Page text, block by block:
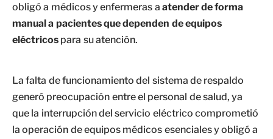
obligó a médicos y enfermeras a atender de forma
manual a pacientes que dependen de equipos
eléctricos para su atención.
La falta de funcionamiento del sistema de respaldo
generó preocupación entre el personal de salud, ya
que la interrupción del servicio eléctrico comprometió
la operación de equipos médicos esenciales y obligó a